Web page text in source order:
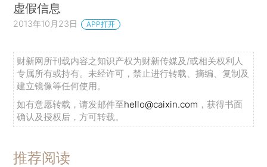
虚假信息
2013年10月23日 APP打开
财新网所刊载内容之知识产权为财新传媒及/或相关权利人
专属所有或持有。未经许可，禁止进行转载、摘编、复制及
建立镜像等任何使用。
如有意愿转载，请发邮件至hello@caixin.com ，获得书面
确认及授权后，方可转载。
推荐阅读